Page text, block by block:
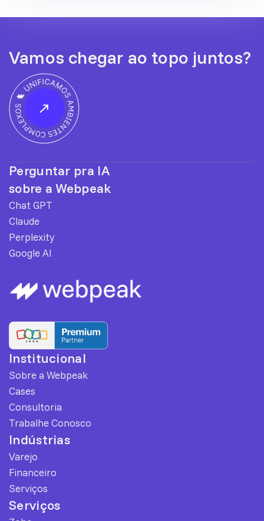
Vamos chegar ao topo juntos?
Perguntar pra IA
sobre a Webpeak
Chat GPT
Claude
Perplexity
Google AI
Institucional
Sobre a Webpeak
Cases
Consultoria
Trabalhe Conosco
Indústrias
Varejo
Financeiro
Serviços
Serviços